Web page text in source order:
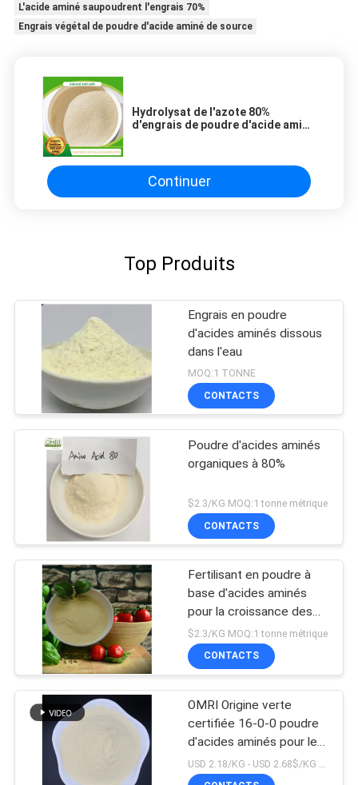
L'acide aminé saupoudrent l'engrais 70%
Engrais végétal de poudre d'acide aminé de source
Hydrolysat de l'azote 80%
d'engrais de poudre d'acide aminé
Continuer
Top Produits
Engrais en poudre
d'acides aminés dissous
dans l'eau
MOQ:1 TONNE
CONTACTS
Poudre d'acides aminés
organiques à 80%
$2.3/KG MOQ:1 tonne métrique
CONTACTS
Fertilisant en poudre à
base d'acides aminés
pour la croissance des
plantes
$2.3/KG MOQ:1 tonne métrique
CONTACTS
OMRI Origine verte
certifiée 16-0-0 poudre
d'acides aminés pour les
fermes mondiales
Méthode d'application